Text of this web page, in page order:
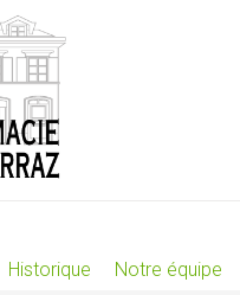
Historique Notre équipe